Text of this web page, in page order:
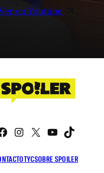
en Youtube
TYCSOBRE SPOILER
Facebook
Instagram
X YouTube